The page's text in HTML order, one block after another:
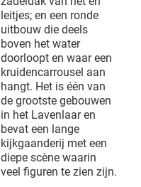
leitjes; en een ronde
uitbouw die deels
boven het water
doorloopt en waar een
kruidencarrousel aan
hangt. Het is één van
de grootste gebouwen
in het Lavenlaar en
bevat een lange
kijkgaanderij met een
diepe scène waarin
veel figuren te zien zijn.